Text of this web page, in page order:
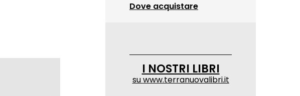
Dove acquistare
I NOSTRI LIBRI
suwww.terranuovalibri.it